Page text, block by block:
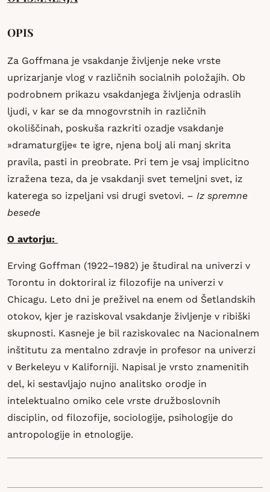
OPIS
Za Goffmana je vsakdanje življenje neke vrste
uprizarjanje vlog v različnih socialnih položajih. Ob
podrobnem prikazu vsakdanjega življenja odraslih
ljudi, v kar se da mnogovrstnih in različnih
okoliščinah, poskuša razkriti ozadje vsakdanje
»dramaturgije« te igre, njena bolj ali manj skrita
pravila, pasti in preobrate. Pri tem je vsaj implicitno
izražena teza, da je vsakdanji svet temeljni svet, iz
katerega so izpeljani vsi drugi svetovi. – Iz spremne
besede
O avtorju:
Erving Goffman (1922–1982) je študiral na univerzi v
Torontu in doktoriral iz filozofije na univerzi v
Chicagu. Leto dni je preživel na enem od Šetlandskih
otokov, kjer je raziskoval vsakdanje življenje v ribiški
skupnosti. Kasneje je bil raziskovalec na Nacionalnem
inštitutu za mentalno zdravje in profesor na univerzi
v Berkeleyu v Kaliforniji. Napisal je vrsto znamenitih
del, ki sestavljajo nujno analitsko orodje in
intelektualno omiko cele vrste družboslovnih
disciplin, od filozofije, sociologije, psihologije do
antropologije in etnologije.